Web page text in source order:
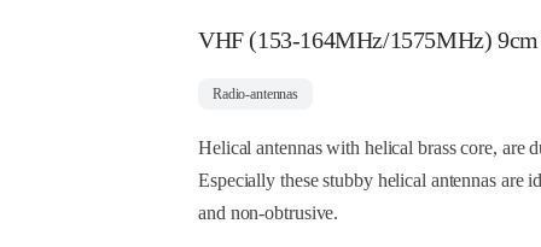
VHF (153-164MHz/1575MHz) 9cm
Radio-antennas
Helical antennas with helical brass core, are
Especially these stubby helical antennas are
and non-obtrusive.